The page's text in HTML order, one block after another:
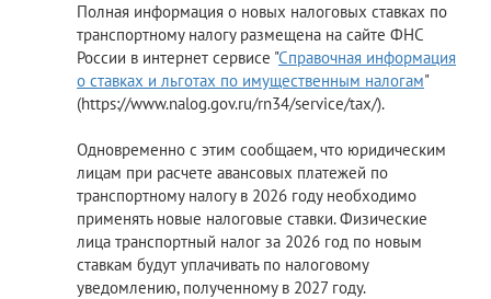
Полная информация о новых налоговых ставках по
транспортному налогу размещена на сайте ФНС
России в интернет сервисе "Справочная информация
о ставках и льготах по имущественным налогам"
(https://www.nalog.gov.ru/rn34/service/tax/).
Одновременно с этим сообщаем, что юридическим
лицам при расчете авансовых платежей по
транспортному налогу в 2026 году необходимо
применять новые налоговые ставки. Физические
лица транспортный налог за 2026 год по новым
ставкам будут уплачивать по налоговому
уведомлению, полученному в 2027 году.